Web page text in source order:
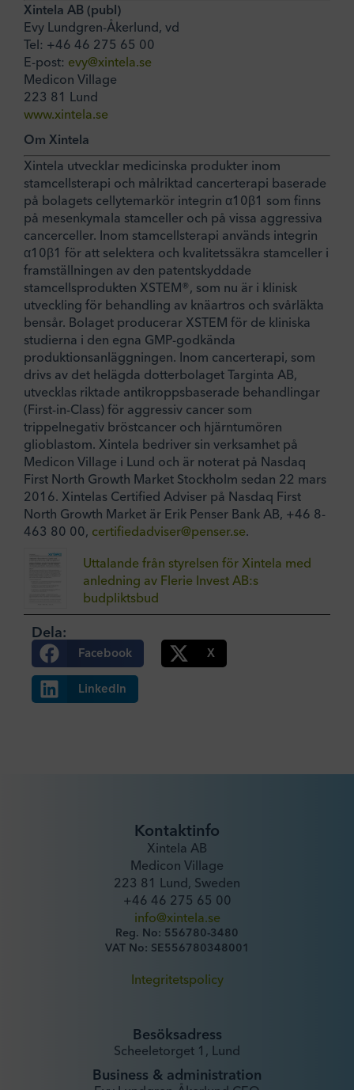
Xintela AB (publ)
Evy Lundgren-Åkerlund, vd
Tel: +46 46 275 65 00
E-post: evy@xintela.se
Medicon Village
223 81 Lund
www.xintela.se
Om Xintela
Xintela utvecklar medicinska produkter inom
stamcellsterapi och målriktad cancerterapi baserade
på bolagets cellytemarkör integrin α10β1 som finns
på mesenkymala stamceller och på vissa aggressiva
cancerceller. Inom stamcellsterapi används integrin
α10β1 för att selektera och kvalitetssäkra stamceller i
framställningen av den patentskyddade
stamcellsprodukten XSTEM®, som nu är i klinisk
utveckling för behandling av knäartros och svårläkta
bensår. Bolaget producerar XSTEM för de kliniska
studierna i den egna GMP-godkända
produktionsanläggningen. Inom cancerterapi, som
drivs av det helägda dotterbolaget Targinta AB,
utvecklas riktade antikroppsbaserade behandlingar
(First-in-Class) för aggressiv cancer som
trippelnegativ bröstcancer och hjärntumören
glioblastom. Xintela bedriver sin verksamhet på
Medicon Village i Lund och är noterat på Nasdaq
First North Growth Market Stockholm sedan 22 mars
2016. Xintelas Certified Adviser på Nasdaq First
North Growth Market är Erik Penser Bank AB, +46 8-
463 80 00, certifiedadviser@penser.se.
Uttalande från styrelsen för Xintela med
anledning av Flerie Invest AB:s
budpliktsbud
Dela:
Facebook X
LinkedIn
Kontaktinfo
Xintela AB
Medicon Village
223 81 Lund, Sweden
+46 46 275 65 00
info@xintela.se
Reg. No: 556780-3480
VAT No: SE556780348001
Integritetspolicy
Besöksadress
Scheeletorget 1, Lund
Business & administration